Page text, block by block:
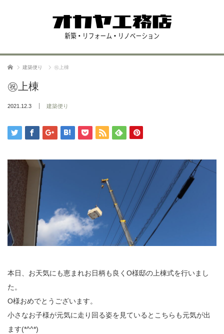
ホーム 建築便り ㊗上棟
㊗上棟
2021.12.3 建築便り
本日、お天気にも恵まれお日柄も良くO様邸の上棟式を行いまし
た。
O様おめでとうございます。
小さなお子様が元気に走り回る姿を見ているとこちらも元気が出
ます(*^^*)